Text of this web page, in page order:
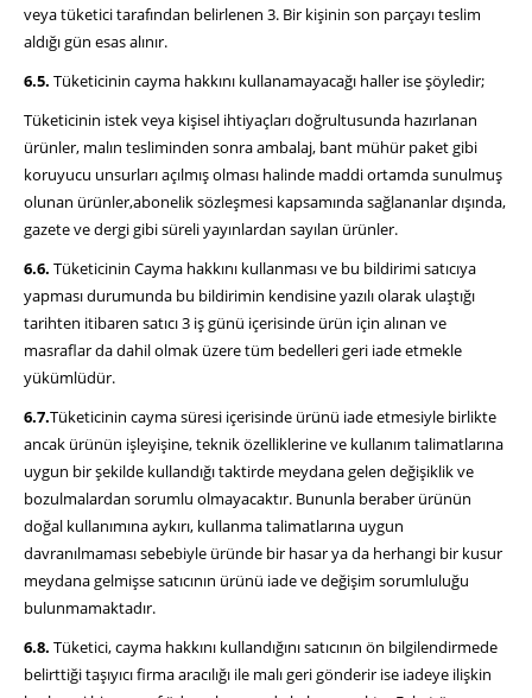
veya tüketici tarafından belirlenen 3. Bir kişinin son parçayı teslim
aldığı gün esas alınır.
6.5. Tüketicinin cayma hakkını kullanamayacağı haller ise şöyledir;
Tüketicinin istek veya kişisel ihtiyaçları doğrultusunda hazırlanan
ürünler, malın tesliminden sonra ambalaj, bant mühür paket gibi
koruyucu unsurları açılmış olması halinde maddi ortamda sunulmuş
olunan ürünler,abonelik sözleşmesi kapsamında sağlananlar dışında,
gazete ve dergi gibi süreli yayınlardan sayılan ürünler.
6.6. Tüketicinin Cayma hakkını kullanması ve bu bildirimi satıcıya
yapması durumunda bu bildirimin kendisine yazılı olarak ulaştığı
tarihten itibaren satıcı 3 iş günü içerisinde ürün için alınan ve
masraflar da dahil olmak üzere tüm bedelleri geri iade etmekle
yükümlüdür.
6.7.Tüketicinin cayma süresi içerisinde ürünü iade etmesiyle birlikte
ancak ürünün işleyişine, teknik özelliklerine ve kullanım talimatlarına
uygun bir şekilde kullandığı taktirde meydana gelen değişiklik ve
bozulmalardan sorumlu olmayacaktır. Bununla beraber ürünün
doğal kullanımına aykırı, kullanma talimatlarına uygun
davranılmaması sebebiyle üründe bir hasar ya da herhangi bir kusur
meydana gelmişse satıcının ürünü iade ve değişim sorumluluğu
bulunmamaktadır.
6.8. Tüketici, cayma hakkını kullandığını satıcının ön bilgilendirmede
belirttiği taşıyıcı firma aracılığı ile malı geri gönderir ise iadeye ilişkin